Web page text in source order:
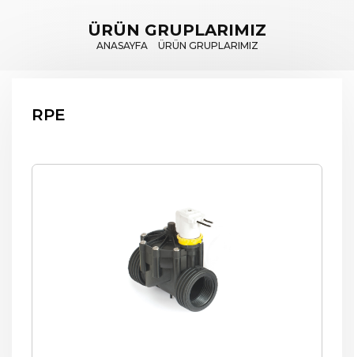
ÜRÜN GRUPLARIMIZ
ANASAYFA ÜRÜN GRUPLARIMIZ
RPE